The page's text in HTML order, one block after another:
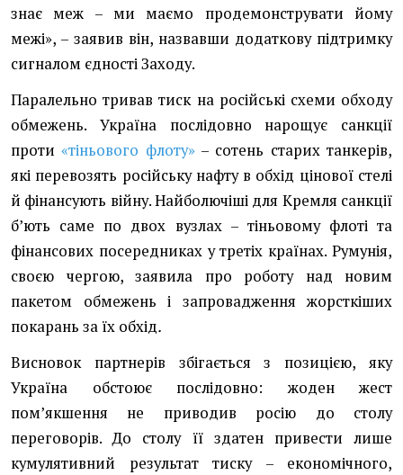
знає меж – ми маємо продемонструвати йому
межі», – заявив він, назвавши додаткову підтримку
сигналом єдності Заходу.
Паралельно тривав тиск на російські схеми обходу
обмежень. Україна послідовно нарощує санкції
проти«тіньового флоту»– сотень старих танкерів,
які перевозять російську нафту в обхід цінової стелі
й фінансують війну. Найболючіші для Кремля санкції
бʼють саме по двох вузлах – тіньовому флоті та
фінансових посередниках у третіх країнах. Румунія,
своєю чергою, заявила про роботу над новим
пакетом обмежень і запровадження жорсткіших
покарань за їх обхід.
Висновок партнерів збігається з позицією, яку
Україна обстоює послідовно: жоден жест
помʼякшення не приводив росію до столу
переговорів. До столу її здатен привести лише
кумулятивний результат тиску – економічного,